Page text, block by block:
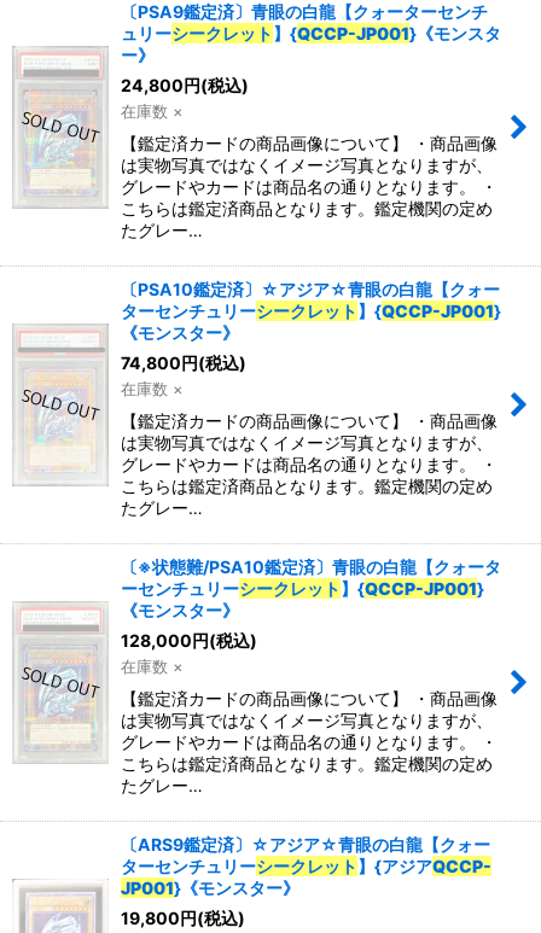
〔PSA9鑑定済〕青眼の白龍【クォーターセンチ
ュリーシークレット】{QCCP-JP001}《モンスタ
ー》
24,800円(税込)
在庫数 ×
【鑑定済カードの商品画像について】 ・商品画像
は実物写真ではなくイメージ写真となりますが、
グレードやカードは商品名の通りとなります。 ・
こちらは鑑定済商品となります。鑑定機関の定め
たグレー…
〔PSA10鑑定済〕☆アジア☆青眼の白龍【クォー
ターセンチュリーシークレット】{QCCP-JP001}
《モンスター》
74,800円(税込)
在庫数 ×
【鑑定済カードの商品画像について】 ・商品画像
は実物写真ではなくイメージ写真となりますが、
グレードやカードは商品名の通りとなります。 ・
こちらは鑑定済商品となります。鑑定機関の定め
たグレー…
〔※状態難/PSA10鑑定済〕青眼の白龍【クォータ
ーセンチュリーシークレット】{QCCP-JP001}
《モンスター》
128,000円(税込)
在庫数 ×
【鑑定済カードの商品画像について】 ・商品画像
は実物写真ではなくイメージ写真となりますが、
グレードやカードは商品名の通りとなります。 ・
こちらは鑑定済商品となります。鑑定機関の定め
たグレー…
〔ARS9鑑定済〕☆アジア☆青眼の白龍【クォー
ターセンチュリーシークレット】{アジアQCCP-
JP001}《モンスター》
19,800円(税込)